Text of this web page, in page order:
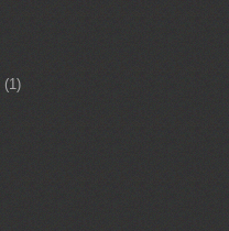
(1)